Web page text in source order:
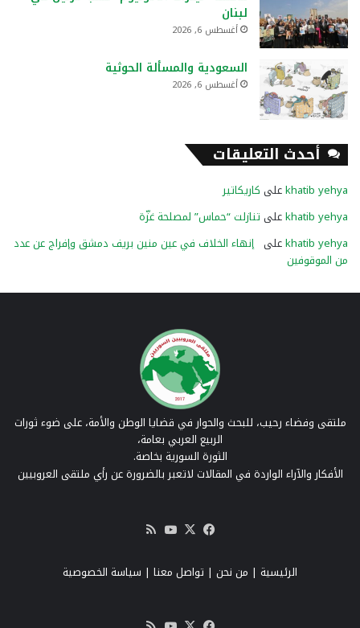
لبنان
أغسطس 6, 2026
السعودية والمسألة الحوثية
أغسطس 6, 2026
أحدث التعليقات
khatib yehyaعلى كاريكاتير
khatib yehyaعلى تنازلت “حماس” لمصلحة غزّة
khatib yehyaعلى إنهاء الخلاف في عين منين بريف دمشق وإفراج عن عدد
من الموقوفين
ملتقى وفضاء رحيب، للبحث والحوار في قضايا الوطن والأمة، على ضوء ثورات
الربيع العربي بعامة،
الثورة السورية بخاصة.
الأفكار والآراء الواردة في المقالات لاتعبر بالضرورة عن رأي ملتقى العروبيين
فيسبوك
‫X
‫YouTube
RSS
الرئيسية | من نحن | تواصل معنا | سياسة الخصوصية